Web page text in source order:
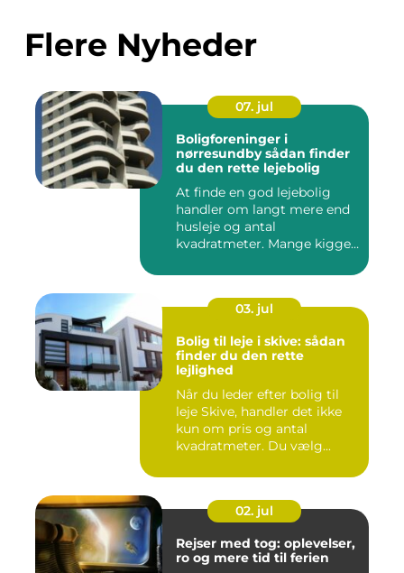
Flere Nyheder
07. jul
Boligforeninger i
nørresundby sådan finder
du den rette lejebolig
At finde en god lejebolig
handler om langt mere end
husleje og antal
kvadratmeter. Mange kigger
03. jul
Bolig til leje i skive: sådan
finder du den rette
lejlighed
Når du leder efter bolig til
leje Skive, handler det ikke
kun om pris og antal
kvadratmeter. Du vælg...
02. jul
Rejser med tog: oplevelser,
ro og mere tid til ferien